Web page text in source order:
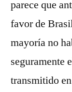
parece que
favor de
mayoría no
seguramente
transmitido